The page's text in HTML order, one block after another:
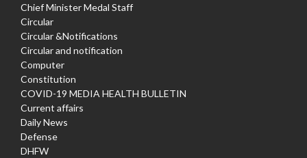
Chief Minister Medal Staff
Circular
Circular &Notifications
Circular and notification
Computer
Constitution
COVID-19 MEDIA HEALTH BULLETIN
Current affairs
Daily News
Defense
DHFW